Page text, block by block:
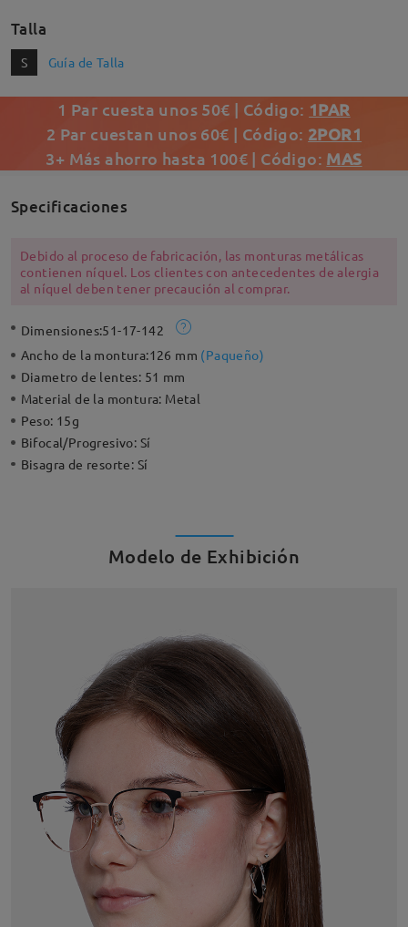
Talla
S Guía de Talla
1 Par cuesta unos 50€ | Código: 1PAR
2 Par cuestan unos 60€ | Código: 2POR1
3+ Más ahorro hasta 100€ | Código: MAS
Specificaciones
Debido al proceso de fabricación, las monturas metálicas
contienen níquel. Los clientes con antecedentes de alergia
al níquel deben tener precaución al comprar.
Dimensiones:51-17-142
Ancho de la montura:126 mm (Paqueño)
Diametro de lentes: 51 mm
Material de la montura: Metal
Peso: 15g
Bifocal/Progresivo: Sí
Bisagra de resorte: Sí
Modelo de Exhibición